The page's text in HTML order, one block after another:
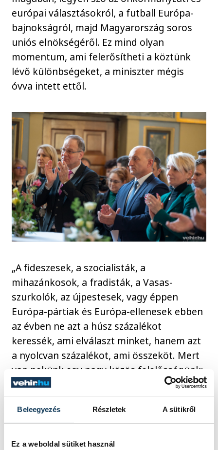
Beleegyezés Részletek A sütikről
Ez a weboldal sütiket használ
európai választásokról, a futball Európa-
bajnokságról, majd Magyarország soros
uniós elnökségéről. Ez mind olyan
momentum, ami felerősítheti a köztünk
lévő különbségeket, a miniszter mégis
óvva intett ettől.
„A fideszesek, a szocialisták, a
mihazánkosok, a fradisták, a Vasas-
szurkolók, az újpestesek, vagy éppen
Európa-pártiak és Európa-ellenesek ebben
az évben ne azt a húsz százalékot
keressék, ami elválaszt minket, hanem azt
a nyolcvan százalékot, ami összeköt. Mert
van nekünk egy nagy közös felelősségünk:
mindannyian azért vagyunk itt, mert
szerelmesek vagyunk Veszprém
vármegyébe, akár egy apró közösségébe,
akár az egész térségbe, és arra
szerződtünk, hogy a legkisebb közösségtől